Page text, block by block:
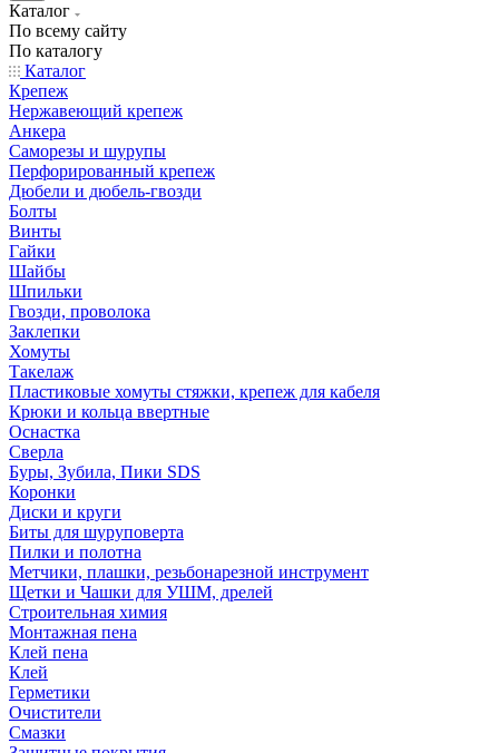
Каталог
По всему сайту
По каталогу
Каталог
Крепеж
Нержавеющий крепеж
Анкера
Саморезы и шурупы
Перфорированный крепеж
Дюбели и дюбель-гвозди
Болты
Винты
Гайки
Шайбы
Шпильки
Гвозди, проволока
Заклепки
Хомуты
Такелаж
Пластиковые хомуты стяжки, крепеж для кабеля
Крюки и кольца ввертные
Оснастка
Сверла
Буры, Зубила, Пики SDS
Коронки
Диски и круги
Биты для шуруповерта
Пилки и полотна
Метчики, плашки, резьбонарезной инструмент
Щетки и Чашки для УШМ, дрелей
Строительная химия
Монтажная пена
Клей пена
Клей
Герметики
Очистители
Смазки